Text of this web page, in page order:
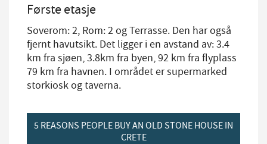
Første etasje
Soverom: 2, Rom: 2 og Terrasse. Den har også
fjernt havutsikt. Det ligger i en avstand av: 3.4
km fra sjøen, 3.8km fra byen, 92 km fra flyplass
79 km fra havnen. I området er supermarked
storkiosk og taverna.
5 REASONS PEOPLE BUY AN OLD STONE HOUSE IN
CRETE